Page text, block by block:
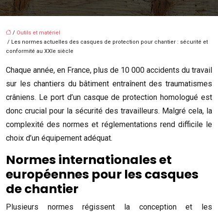
/ Outils et matériel
/ Les normes actuelles des casques de protection pour chantier : sécurité et
conformité au XXIe siècle
Chaque année, en France, plus de 10 000 accidents du travail
sur les chantiers du bâtiment entraînent des traumatismes
crâniens. Le port d’un casque de protection homologué est
donc crucial pour la sécurité des travailleurs. Malgré cela, la
complexité des normes et réglementations rend difficile le
choix d’un équipement adéquat.
Normes internationales et
européennes pour les casques
de chantier
Plusieurs normes régissent la conception et les